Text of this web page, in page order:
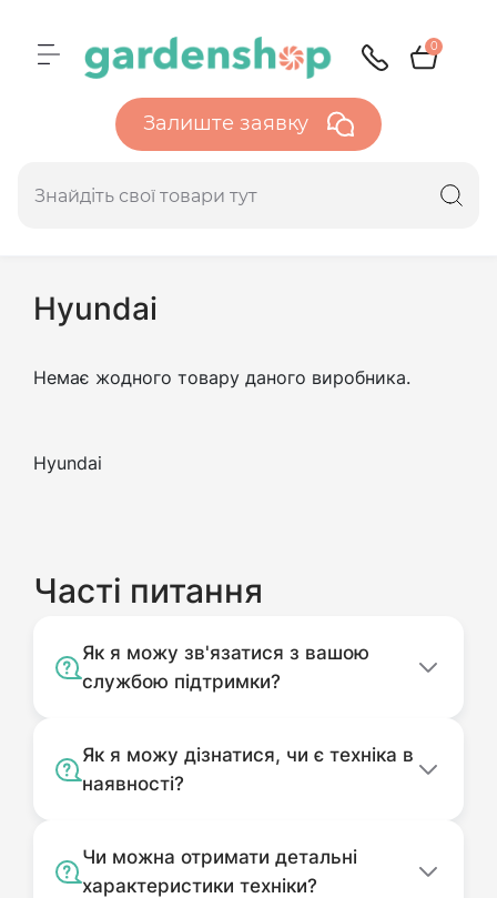
0
Залиште заявку
Hyundai
Немає жодного товару даного виробника.
Hyundai
Часті питання
Як я можу зв'язатися з вашою
службою підтримки?
Як я можу дізнатися, чи є техніка в
наявності?
Чи можна отримати детальні
характеристики техніки?